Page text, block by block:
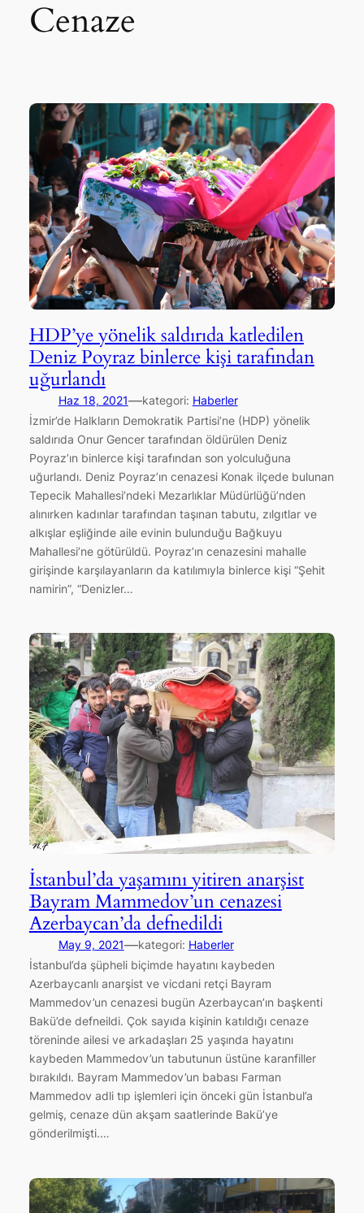
Cenaze
HDP’ye yönelik saldırıda katledilen
Deniz Poyraz binlerce kişi tarafından
uğurlandı
Haz 18, 2021—kategori: Haberler
İzmir’de Halkların Demokratik Partisi’ne (HDP) yönelik
saldırıda Onur Gencer tarafından öldürülen Deniz
Poyraz’ın binlerce kişi tarafından son yolculuğuna
uğurlandı. Deniz Poyraz’ın cenazesi Konak ilçede bulunan
Tepecik Mahallesi’ndeki Mezarlıklar Müdürlüğü’nden
alınırken kadınlar tarafından taşınan tabutu, zılgıtlar ve
alkışlar eşliğinde aile evinin bulunduğu Bağkuyu
Mahallesi’ne götürüldü. Poyraz’ın cenazesini mahalle
girişinde karşılayanların da katılımıyla binlerce kişi “Şehit
namirin”, “Denizler…
İstanbul’da yaşamını yitiren anarşist
Bayram Mammedov’un cenazesi
Azerbaycan’da defnedildi
May 9, 2021—kategori: Haberler
İstanbul’da şüpheli biçimde hayatını kaybeden
Azerbaycanlı anarşist ve vicdani retçi Bayram
Mammedov’un cenazesi bugün Azerbaycan’ın başkenti
Bakü’de defneildi. Çok sayıda kişinin katıldığı cenaze
töreninde ailesi ve arkadaşları 25 yaşında hayatını
kaybeden Mammedov’un tabutunun üstüne karanfiller
bırakıldı. Bayram Mammedov’un babası Farman
Mammedov adli tıp işlemleri için önceki gün İstanbul’a
gelmiş, cenaze dün akşam saatlerinde Bakü’ye
gönderilmişti.…